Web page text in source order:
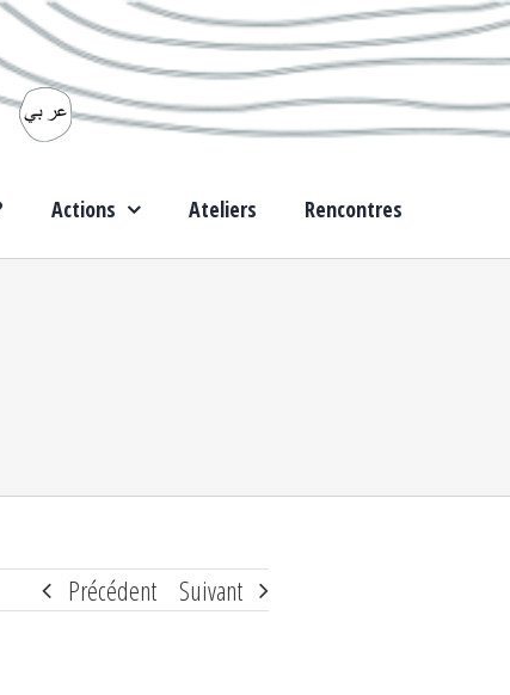
Actions Ateliers Rencontres
Précédent Suivant